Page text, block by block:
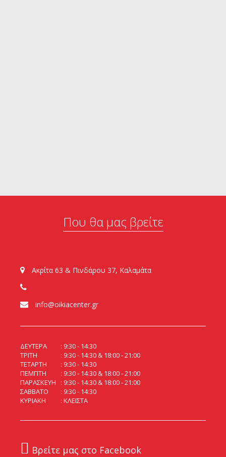
Που θα μας βρείτε
Ακρίτα 63 & Πινδάρου 37, Καλαμάτα
info@oikiacenter.gr
ΔΕΥΤΕΡΑ
9:30 - 14:30
ΤΡΙΤΗ
9:30 - 14:30 & 18:00 - 21:00
ΤΕΤΑΡΤΗ
9:30 - 14:30
ΠΕΜΠΤΗ
9:30 - 14:30 & 18:00 - 21:00
ΠΑΡΑΣΚΕΥΗ
9:30 - 14:30 & 18:00 - 21:00
ΣΑΒΒΑΤΟ
9:30 - 14:30
ΚΥΡΙΑΚΗ
ΚΛΕΙΣΤΑ
Βρείτε μας στο Facebook